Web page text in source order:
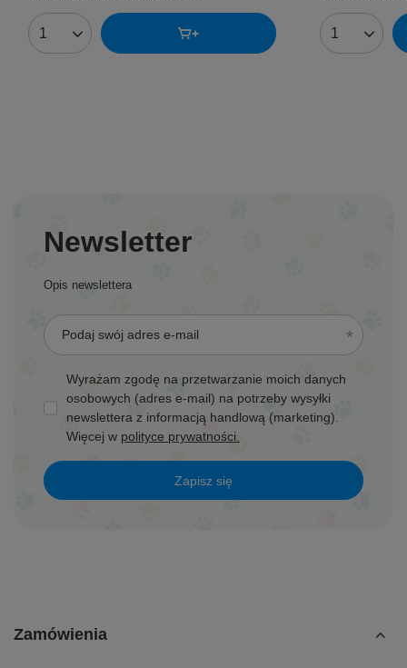
Ilość produktów Ilość
Newsletter
Opis newslettera
Podaj swój adres e-mail
Wyrażam zgodę na przetwarzanie moich danych
osobowych (adres e-mail) na potrzeby wysyłki
newslettera z informacją handlową (marketing).
Więcej w polityce prywatności.
Zapisz się
Zamówienia